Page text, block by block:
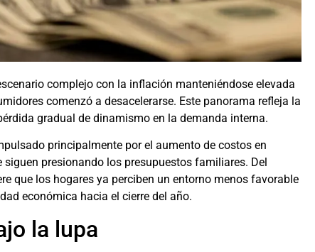
complejo con la inflación manteniéndose elevada
comenzó a desacelerarse. Este panorama refleja la
gradual de dinamismo en la demanda interna.
principalmente por el aumento de costos en
presionando los presupuestos familiares. Del
que los hogares ya perciben un entorno menos favorable
económica hacia el cierre del año.
la lupa